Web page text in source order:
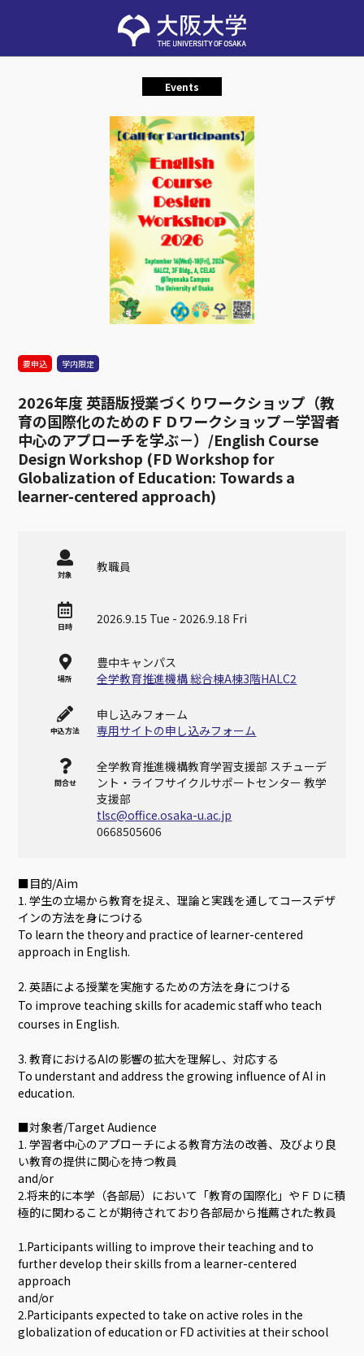
Events
要申込 学内限定
2026年度 英語版授業づくりワークショップ（教
育の国際化のためのＦＤワークショップ－学習者
中心のアプローチを学ぶ－）/English Course
Design Workshop (FD Workshop for
Globalization of Education: Towards a
learner-centered approach)
対象
教職員
日時
2026.9.15 Tue - 2026.9.18 Fri
場所
豊中キャンパス
全学教育推進機構 総合棟A棟3階HALC2
申込方法
申し込みフォーム
専用サイトの申し込みフォーム
問合せ
全学教育推進機構教育学習支援部 スチューデ
ント・ライフサイクルサポートセンター 教学
支援部
tlsc@office.osaka-u.ac.jp
0668505606
■目的/Aim
1. 学生の立場から教育を捉え、理論と実践を通してコースデザ
インの方法を身につける
To learn the theory and practice of learner-centered
approach in English.
2. 英語による授業を実施するための方法を身につける
To improve teaching skills for academic staff who teach
courses in English.
3. 教育におけるAIの影響の拡大を理解し、対応する
To understant and address the growing influence of AI in
education.
■対象者/Target Audience
1. 学習者中心のアプローチによる教育方法の改善、及びより良
い教育の提供に関心を持つ教員
and/or
2.将来的に本学（各部局）において「教育の国際化」やＦＤに積
極的に関わることが期待されており各部局から推薦された教員
1.Participants willing to improve their teaching and to
further develop their skills from a learner-centered
approach
and/or
2.Participants expected to take on active roles in the
globalization of education or FD activities at their school